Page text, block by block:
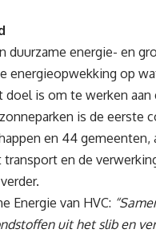
duurzame energie- en
energieopwekking op
is om te werken
is de eerste
en 44 gemeenten,
en de
Energie van HVC:
uit het slib en